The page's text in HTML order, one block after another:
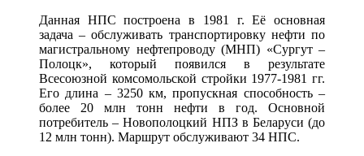
Данная НПС построена в 1981 г. Её основная
задача – обслуживать транспортировку нефти по
магистральному нефтепроводу (МНП) «Сургут –
Полоцк», который появился в результате
Всесоюзной комсомольской стройки 1977-1981 гг.
Его длина – 3250 км, пропускная способность –
более 20 млн тонн нефти в год. Основной
потребитель – Новополоцкий НПЗ в Беларуси (до
12 млн тонн). Маршрут обслуживают 34 НПС.